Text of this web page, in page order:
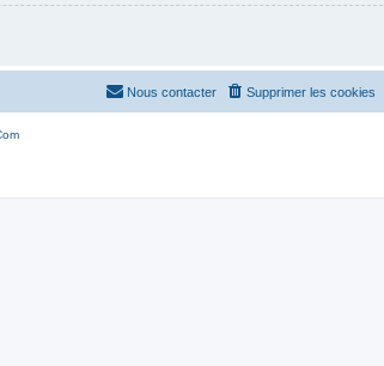
Supprimer les cookies
Nous contacter